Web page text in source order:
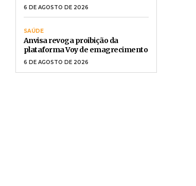
6 DE AGOSTO DE 2026
SAÚDE
Anvisa revoga proibição da
plataforma Voy de emagrecimento
6 DE AGOSTO DE 2026